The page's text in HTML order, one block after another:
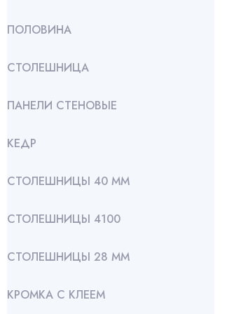
ПОЛОВИНА
СТОЛЕШНИЦА
ПАНЕЛИ СТЕНОВЫЕ
КЕДР
СТОЛЕШНИЦЫ 40 ММ
СТОЛЕШНИЦЫ 4100
СТОЛЕШНИЦЫ 28 ММ
КРОМКА С КЛЕЕМ